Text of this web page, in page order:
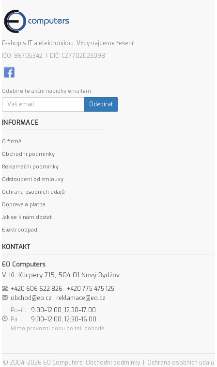
E-shop s IT a elektronikou. Vždy najdeme řešení!
IČO: 86705342 | DIČ: CZ7702023098
Odebírejte akční nabídky emailem:
Odebírat
INFORMACE
O firmě
Obchodní podmínky
Reklamační podmínky
Odstoupení od smlouvy
Ochrana osobních údajů
Doprava a platba
Jak se k nám dostat
Elektroodpad
KONTAKT
EO Computers
V. Kl. Klicpery 715, 504 01 Nový Bydžov
+420 606 622 826
+420 775 475 125
obchod@eo.cz
reklamace@eo.cz
Po–Čt
9:00–12:00, 12:30–17:00
Pá
9:00–12:00, 12:30–16:00
Mimo provozní dobu po tel. dohodě
© 2004–2026 EO Computers Obchodní podmínky Ochrana osobních údajů